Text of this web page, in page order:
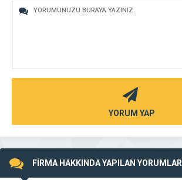
YORUM YAP
FİRMA HAKKINDA YAPILAN YORUMLAR